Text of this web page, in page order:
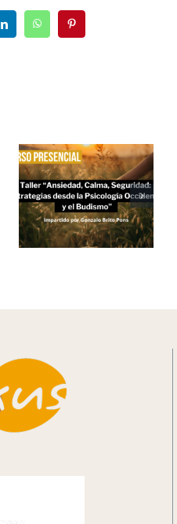
LinkedInWhatsAppPinterest